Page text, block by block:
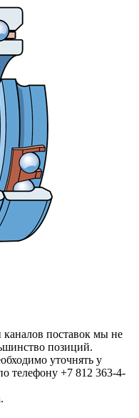
каналов поставок мы не
позиций.
уточнять у
телефону +7 812 363-4-